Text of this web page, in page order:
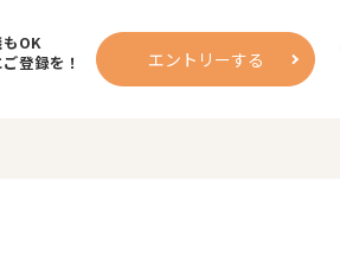
OK
登録を！
エントリーする